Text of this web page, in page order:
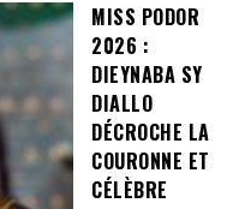
MISS PODOR
2026 :
DIEYNABA SY
DIALLO
DÉCROCHE LA
COURONNE ET
CÉLÈBRE